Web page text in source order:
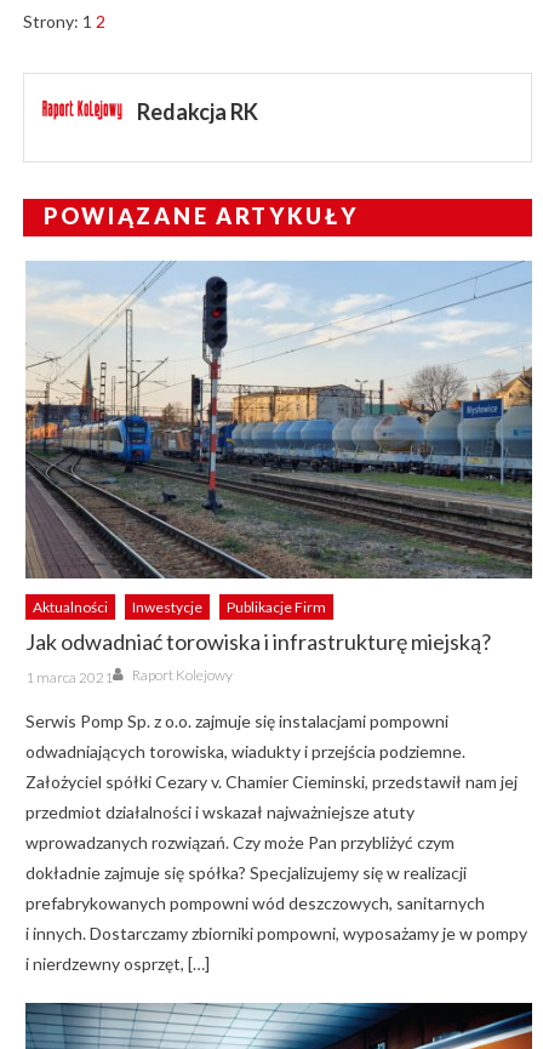
Strony: 1 2
Redakcja RK
POWIĄZANE ARTYKUŁY
Aktualności Inwestycje Publikacje Firm
Jak odwadniać torowiska i infrastrukturę miejską?
Posted
on
1 marca 2021 Author
Raport Kolejowy
Serwis Pomp Sp. z o.o. zajmuje się instalacjami pompowni
odwadniających torowiska, wiadukty i przejścia podziemne.
Założyciel spółki Cezary v. Chamier Cieminski, przedstawił nam jej
przedmiot działalności i wskazał najważniejsze atuty
wprowadzanych rozwiązań. Czy może Pan przybliżyć czym
dokładnie zajmuje się spółka? Specjalizujemy się w realizacji
prefabrykowanych pompowni wód deszczowych, sanitarnych
i innych. Dostarczamy zbiorniki pompowni, wyposażamy je w pompy
i nierdzewny osprzęt, […]